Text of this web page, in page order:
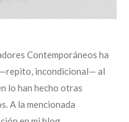
Contemporáneos ha
incondicional— al
lo han hecho otras
A la mencionada